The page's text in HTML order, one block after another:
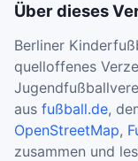
Über dieses
Berliner
quelloffenes
aus fußball.de,
OpenStreetMap,
zusammen und